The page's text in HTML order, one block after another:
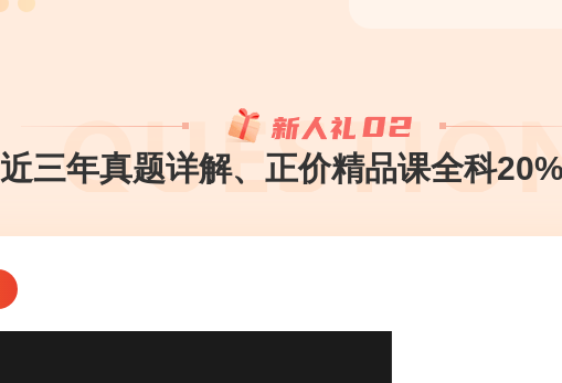
近三年真题详解、正价精品课全科